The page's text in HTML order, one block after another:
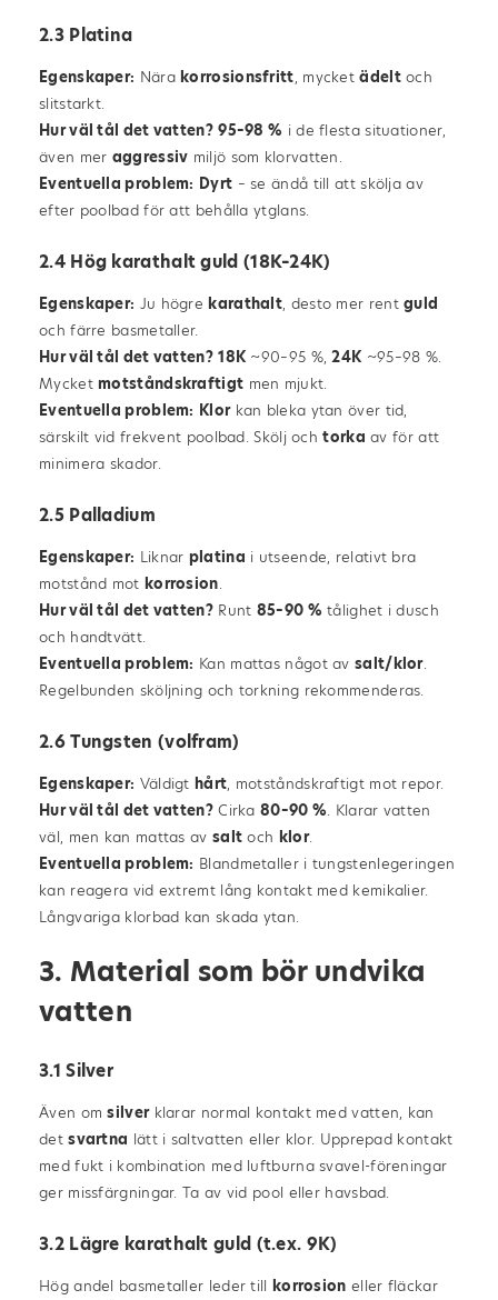
2.3 Platina
Egenskaper: Närakorrosionsfritt, mycketädeltoch
slitstarkt.
Hur väl tål det vatten? 95–98 % i de flesta situationer,
även mer aggressiv miljö som klorvatten.
Eventuella problem: Dyrt – se ändå till att skölja av
efter poolbad för att behålla ytglans.
2.4 Hög karathalt guld (18K–24K)
Egenskaper: Ju högrekarathalt, desto mer rentguld
och färre basmetaller.
Hur väl tål det vatten? 18K ~90–95 %,24K ~95–98 %.
Mycketmotståndskraftigt men mjukt.
Eventuella problem: Klorkan bleka ytan över tid,
särskilt vid frekvent poolbad. Skölj ochtorka av för att
minimera skador.
2.5 Palladium
Egenskaper: Liknar platina i utseende, relativt bra
motstånd mot korrosion.
Hur väl tål det vatten?Runt 85–90 % tålighet i dusch
och handtvätt.
Eventuella problem: Kan mattas något avsalt/klor.
Regelbunden sköljning och torkning rekommenderas.
2.6 Tungsten (volfram)
Egenskaper: Väldigthårt, motståndskraftigt mot repor.
Hur väl tål det vatten?Cirka80–90 %. Klarar vatten
väl, men kan mattas av salt och klor.
Eventuella problem: Blandmetaller i tungstenlegeringen
kan reagera vid extremt lång kontakt med kemikalier.
Långvariga klorbad kan skada ytan.
3. Material som bör undvika
vatten
3.1 Silver
Även omsilverklarar normal kontakt med vatten, kan
detsvartna lätt i saltvatten eller klor. Upprepad kontakt
med fukt i kombination med luftburna svavel-föreningar
ger missfärgningar. Ta av vid pool eller havsbad.
3.2 Lägre karathalt guld (t.ex. 9K)
Hög andel basmetaller leder till korrosion eller fläckar